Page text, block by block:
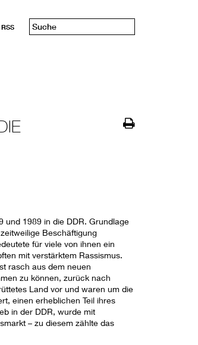
RSS
und 1989 in die DDR. Grundlage
Beschäftigung
für viele von ihnen ein
mit verstärktem Rassismus.
rasch aus dem neuen
zu können, zurück nach
Land vor und waren um die
einen erheblichen Teil ihres
in der DDR, wurde mit
– zu diesem zählte das